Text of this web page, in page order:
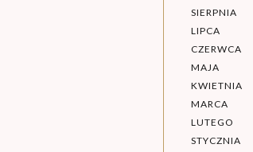
SIERPNIA
LIPCA
CZERWCA
MAJA
KWIETNIA
MARCA
LUTEGO
STYCZNIA